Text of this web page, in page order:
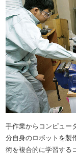
手作業からコンピュー
分自身のロボットを製
術を複合的に学習する